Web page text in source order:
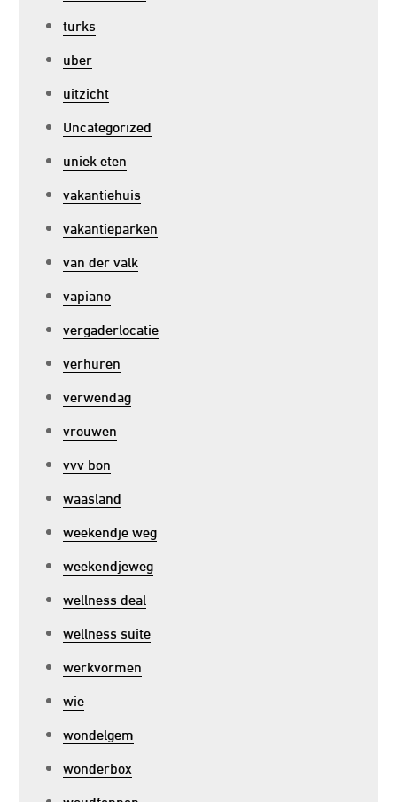
turks
uber
uitzicht
Uncategorized
uniek eten
vakantiehuis
vakantieparken
van der valk
vapiano
vergaderlocatie
verhuren
verwendag
vrouwen
vvv bon
waasland
weekendje weg
weekendjeweg
wellness deal
wellness suite
werkvormen
wie
wondelgem
wonderbox